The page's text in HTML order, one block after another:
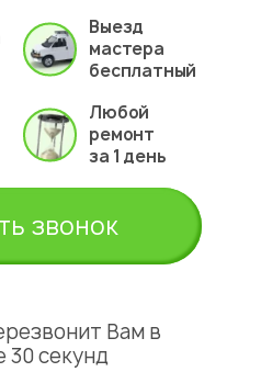
Выезд
мастера
бесплатный
Любой
ремонт
за 1 день
звонок
Вам в
30 секунд